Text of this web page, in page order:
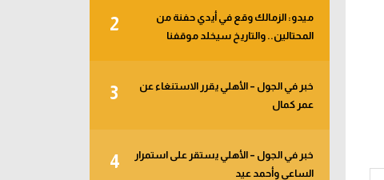
2
ميدو: الزمالك وقع في أيدي حفنة من
المحتالين.. والتاريخ سيخلد موقفنا
3
خبر في الجول – الأهلي يقرر الاستنغاء عن
عمر كمال
4
خبر في الجول – الأهلي يستقر على استمرار
الساعي وأحمد عيد